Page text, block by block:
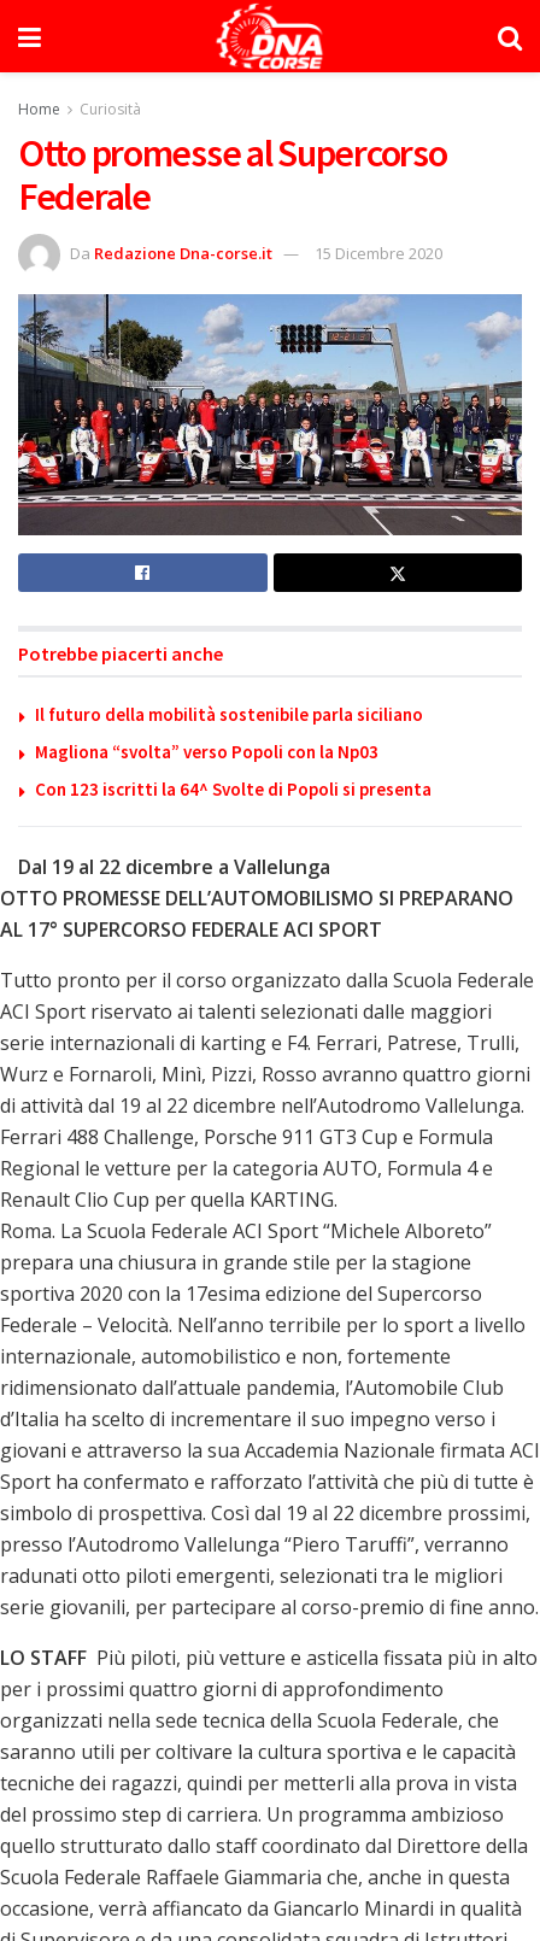
Home Curiosità
Otto promesse al Supercorso
Federale
Da Redazione Dna-corse.it 15 Dicembre 2020
Potrebbe piacerti anche
Il futuro della mobilità sostenibile parla siciliano
Magliona “svolta” verso Popoli con la Np03
Con 123 iscritti la 64^ Svolte di Popoli si presenta
Dal 19 al 22 dicembre a Vallelunga
OTTO PROMESSE DELL’AUTOMOBILISMO SI PREPARANO
AL 17° SUPERCORSO FEDERALE ACI SPORT
Tutto pronto per il corso organizzato dalla Scuola Federale
ACI Sport riservato ai talenti selezionati dalle maggiori
serie internazionali di karting e F4. Ferrari, Patrese, Trulli,
Wurz e Fornaroli, Minì, Pizzi, Rosso avranno quattro giorni
di attività dal 19 al 22 dicembre nell’Autodromo Vallelunga.
Ferrari 488 Challenge, Porsche 911 GT3 Cup e Formula
Regional le vetture per la categoria AUTO, Formula 4 e
Renault Clio Cup per quella KARTING.
Roma. La Scuola Federale ACI Sport “Michele Alboreto”
prepara una chiusura in grande stile per la stagione
sportiva 2020 con la 17esima edizione del Supercorso
Federale – Velocità. Nell’anno terribile per lo sport a livello
internazionale, automobilistico e non, fortemente
ridimensionato dall’attuale pandemia, l’Automobile Club
d’Italia ha scelto di incrementare il suo impegno verso i
giovani e attraverso la sua Accademia Nazionale firmata ACI
Sport ha confermato e rafforzato l’attività che più di tutte è
simbolo di prospettiva. Così dal 19 al 22 dicembre prossimi,
presso l’Autodromo Vallelunga “Piero Taruffi”, verranno
radunati otto piloti emergenti, selezionati tra le migliori
serie giovanili, per partecipare al corso-premio di fine anno.
LO STAFF Più piloti, più vetture e asticella fissata più in alto
per i prossimi quattro giorni di approfondimento
organizzati nella sede tecnica della Scuola Federale, che
saranno utili per coltivare la cultura sportiva e le capacità
tecniche dei ragazzi, quindi per metterli alla prova in vista
del prossimo step di carriera. Un programma ambizioso
quello strutturato dallo staff coordinato dal Direttore della
Scuola Federale Raffaele Giammaria che, anche in questa
occasione, verrà affiancato da Giancarlo Minardi in qualità